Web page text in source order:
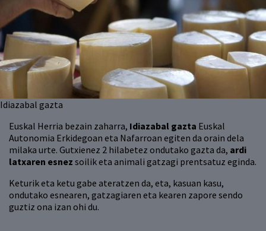
Euskal Herria bezain zaharra, Idiazabal gazta Euskal
Autonomia Erkidegoan eta Nafarroan egiten da orain dela
milaka urte. Gutxienez 2 hilabetez ondutako gazta da, ardi
latxaren esnez soilik eta animali gatzagi prentsatuz eginda.
Keturik eta ketu gabe ateratzen da, eta, kasuan kasu,
ondutako esnearen, gatzagiaren eta kearen zapore sendo
guztiz ona izan ohi du.
Idiazabal gazta